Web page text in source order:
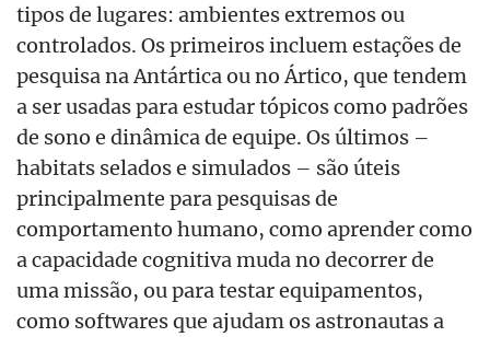
tipos de lugares: ambientes extremos ou
controlados. Os primeiros incluem estações de
pesquisa na Antártica ou no Ártico, que tendem
a ser usadas para estudar tópicos como padrões
de sono e dinâmica de equipe. Os últimos –
habitats selados e simulados – são úteis
principalmente para pesquisas de
comportamento humano, como aprender como
a capacidade cognitiva muda no decorrer de
uma missão, ou para testar equipamentos,
como softwares que ajudam os astronautas a